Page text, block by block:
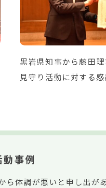
黒岩県知事から藤田
見守り活動に対する
事例
ら体調が悪いと申し出が